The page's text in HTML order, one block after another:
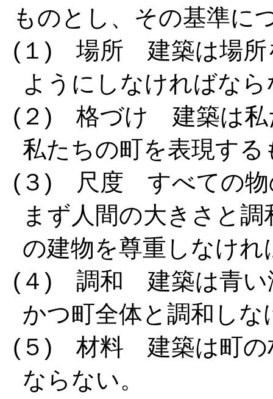
ものとし、その基準に
(１) 場所 建築は場所
ようにしなければなら
(２) 格づけ 建築は私
私たちの町を表現する
(３) 尺度 すべての物
まず人間の大きさと
の建物を尊重しなけれ
(４) 調和 建築は青い
かつ町全体と調和し
(５) 材料 建築は町の
ならない。